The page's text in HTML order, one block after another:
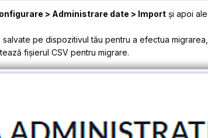
> Administrare date > Import și apoi
pe dispozitivul tău pentru a efectua
fișierul CSV pentru migrare.